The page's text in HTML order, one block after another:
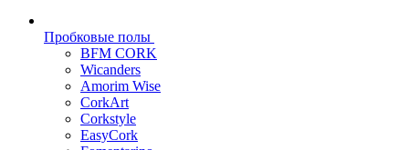
Пробковые полы
BFM CORK
Wicanders
Amorim Wise
CorkArt
Corkstyle
EasyCork